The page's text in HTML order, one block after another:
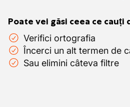
Poate vei găsi ceea ce cauți
Verifici ortografia
Încerci un alt termen de
Sau elimini câteva filtre